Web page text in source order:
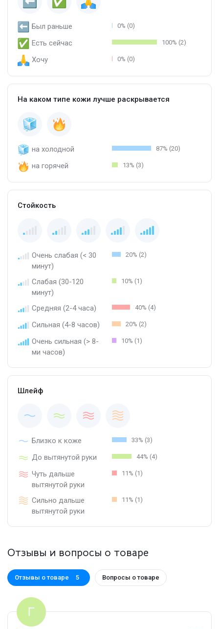
Был раньше 0% (0)
Есть сейчас 100% (2)
Хочу 0% (0)
На каком типе кожи лучше раскрывается
на холодной 87% (20)
на горячей 13% (3)
Стойкость
Очень слабая (< 30
минут)
20% (2)
Слабая (30-120
минут)
10% (1)
Средняя (2-4 часа) 40% (4)
Сильная (4-8 часов) 20% (2)
Очень сильная (> 8-
ми часов)
10% (1)
Шлейф
Близко к коже 33% (3)
До вытянутой руки 44% (4)
Чуть дальше
вытянутой руки
11% (1)
Сильно дальше
вытянутой руки
11% (1)
Отзывы и вопросы о товаре
Отзывы о товаре 5 Вопросы о товаре